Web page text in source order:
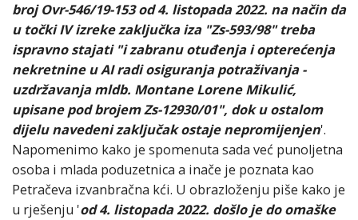
broj Ovr-546/19-153 od 4. listopada 2022. na način da
u točki IV izreke zaključka iza "Zs-593/98" treba
ispravno stajati "i zabranu otuđenja i opterećenja
nekretnine u AI radi osiguranja potraživanja -
uzdržavanja mldb. Montane Lorene Mikulić,
upisane pod brojem Zs-12930/01", dok u ostalom
dijelu navedeni zaključak ostaje nepromijenjen'.
Napomenimo kako je spomenuta sada već punoljetna
osoba i mlada poduzetnica a inače je poznata kao
Petračeva izvanbračna kći. U obrazloženju piše kako je
u rješenju 'od 4. listopada 2022. došlo je do omaške